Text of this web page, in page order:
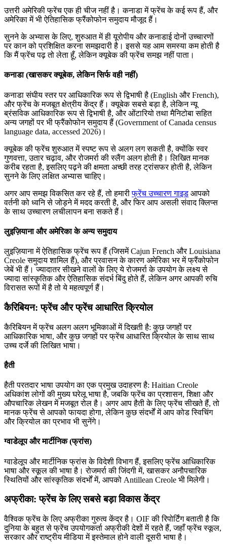
उत्तरी अमेरिकी फ्रेंच एक ही चीज नहीं है। कनाडा में फ्रेंच के कई रूप हैं, और
अमेरिका में भी ऐतिहासिक फ्रैंकोफोन समुदाय मौजूद हैं।
सुनने के अभ्यास के लिए, शुरुआत में ही यूरोपीय और कनाडाई दोनों उच्चारणों
पर कान को प्रशिक्षित करना समझदारी है। इससे यह आम समस्या कम होती है
कि मैं फ्रेंच पढ़ तो लेता हूँ, लेकिन क्यूबेक की फ्रेंच समझ नहीं पाता।
कनाडा (खासकर क्यूबेक, लेकिन सिर्फ वही नहीं)
कनाडा संघीय स्तर पर आधिकारिक रूप से द्विभाषी है (English और French),
और फ्रेंच के मजबूत क्षेत्रीय केंद्र हैं। क्यूबेक सबसे बड़ा है, लेकिन न्यू
ब्रंसविक आधिकारिक रूप से द्विभाषी है, और ओंटारियो तथा मैनिटोबा सहित
अन्य जगहों पर भी फ्रैंकोफोन समुदाय हैं (Government of Canada census
language data, accessed 2026)।
क्यूबेक की फ्रेंच शुरुआत में स्पष्ट रूप से अलग लग सकती है, क्योंकि स्वर
गुणवत्ता, उतार चढ़ाव, और रोजमर्रा की स्लैंग अलग होती है। लिखित मानक
करीब रहता है, इसलिए पढ़ने की क्षमता अच्छी तरह ट्रांसफर होती है, लेकिन
सुनने के लिए लक्षित अभ्यास चाहिए।
अगर आप समझ विकसित कर रहे हैं, तो हमारीफ्रेंच उच्चारण गाइड आपको
वर्तनी को ध्वनि से जोड़ने में मदद करती है, और फिर आप असली संवाद क्लिप्स
के साथ उच्चारण लचीलापन बना सकते हैं।
लुइज़ियाना और अमेरिका के अन्य समुदाय
लुइज़ियाना में ऐतिहासिक फ्रेंच रूप हैं (जिसमें Cajun French और Louisiana
Creole समुदाय शामिल हैं), और प्रवासन के कारण अमेरिका भर में फ्रैंकोफोन
जेबें भी हैं। ज्यादातर सीखने वालों के लिए ये रोजमर्रा के उपयोग के लक्ष्य से
ज्यादा सांस्कृतिक और ऐतिहासिक संदर्भ बिंदु होते हैं, लेकिन अगर आपकी रुचि
विरासत रूपों में है तो ये महत्वपूर्ण हैं।
कैरिबियन: फ्रेंच और फ्रेंच आधारित क्रियोल
कैरिबियन में फ्रेंच अलग अलग भूमिकाओं में दिखती है: कुछ जगहों पर
आधिकारिक भाषा, और कुछ जगहों पर फ्रेंच आधारित क्रियोल के साथ साथ
उच्च दर्जे की लिखित भाषा।
हैती
हैती परतदार भाषा उपयोग का एक प्रमुख उदाहरण है: Haitian Creole
अधिकांश लोगों की मुख्य घरेलू भाषा है, जबकि फ्रेंच का प्रशासन, शिक्षा और
औपचारिक लेखन में मजबूत रोल है। अगर आप हैती के लिए फ्रेंच सीखते हैं, तो
मानक फ्रेंच से आपको फायदा होगा, लेकिन कुछ संदर्भों में आप कोड स्विचिंग
और क्रियोल का प्रभाव भी सुनेंगे।
ग्वाडेलूप और मार्टीनिक (फ्रांस)
ग्वाडेलूप और मार्टीनिक फ्रांस के विदेशी विभाग हैं, इसलिए फ्रेंच आधिकारिक
भाषा और स्कूल की भाषा है। रोजमर्रा की जिंदगी में, खासकर अनौपचारिक
स्थितियों और सांस्कृतिक संदर्भों में, आपको Antillean Creole भी मिलेगी।
अफ्रीका: फ्रेंच के लिए सबसे बड़ा विकास केंद्र
वैश्विक फ्रेंच के लिए अफ्रीका गुरुत्व केंद्र है। OIF की रिपोर्टिंग बताती है कि
दुनिया के बहुत से फ्रेंच उपयोगकर्ता अफ्रीकी देशों में रहते हैं, जहाँ फ्रेंच स्कूल,
सरकार और राष्ट्रीय मीडिया में इस्तेमाल होने वाली दूसरी भाषा है।